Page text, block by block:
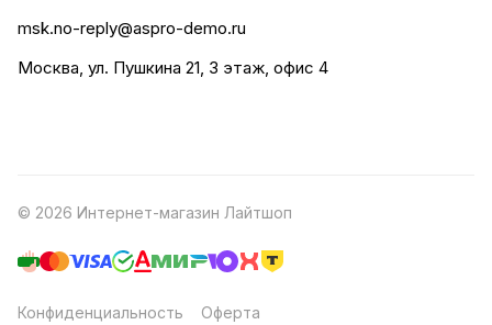
msk.no-reply@aspro-demo.ru
Москва, ул. Пушкина 21, 3 этаж, офис 4
© 2026 Интернет-магазин Лайтшоп
Конфиденциальность Оферта